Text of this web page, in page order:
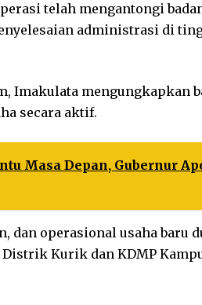
telah mengantongi
administrasi di
Imakulata mengungkapkan
secara aktif.
Masa Depan, Gubernur
dan operasional usaha baru
Kurik dan KDMP